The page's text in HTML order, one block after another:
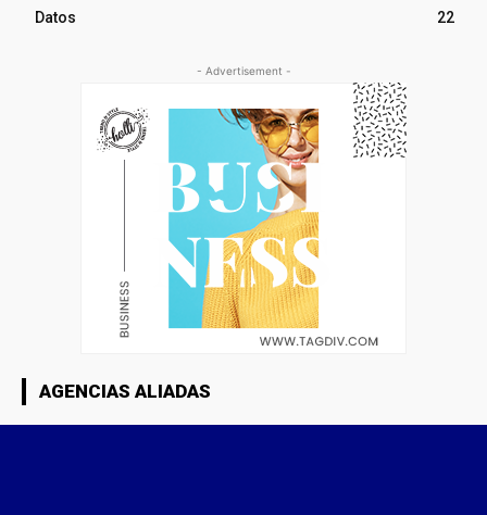
Datos
22
- Advertisement -
AGENCIAS ALIADAS